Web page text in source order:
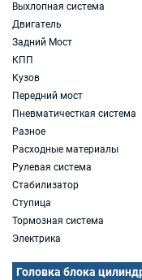
Выхлопная система
Двигатель
Задний Мост
КПП
Кузов
Передний мост
Пневматичесткая система
Разное
Расходные материалы
Рулевая система
Стабилизатор
Ступица
Тормозная система
Электрика
Головка блока